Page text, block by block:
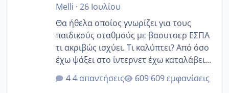
Melli · 26 Ιουλίου
Θα ήθελα οποίος γνωρίζει για τους
παιδικούς σταθμούς με βαουτσερ ΕΣΠΑ
τι ακριβώς ισχύει. Τι καλύπτει? Από όσο
έχω ψάξει στο ίντερνετ έχω καταλάβει
ότι το βαουτσερ καλύπτει όλα τα
δίδακτρα και τα τροφεια του ιδιωτικού
4 απαντήσεις 609 εμφανίσεις